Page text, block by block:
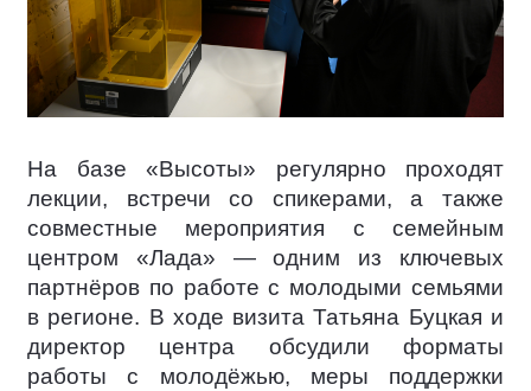
На базе «Высоты» регулярно проходят
лекции, встречи со спикерами, а также
совместные мероприятия с семейным
центром «Лада» — одним из ключевых
партнёров по работе с молодыми семьями
в регионе. В ходе визита Татьяна Буцкая и
директор центра обсудили форматы
работы с молодёжью, меры поддержки